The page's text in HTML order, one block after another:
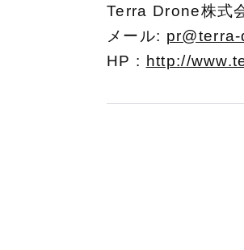
Terra Drone株式
メール:
HP : http://